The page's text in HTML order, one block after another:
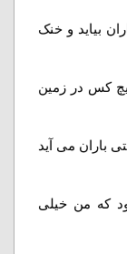
بیاید و خنک
کس در زمین
باران می آید
که من خیلی